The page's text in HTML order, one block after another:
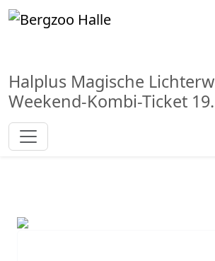
Halplus Magische
Weekend-Kombi-Ticket